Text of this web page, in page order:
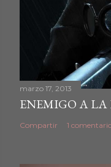
marzo 17, 2013
ENEMIGO A LA
Compartir 1